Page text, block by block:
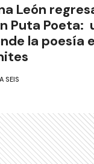
León
Puta Poeta:
la poesía
SEIS